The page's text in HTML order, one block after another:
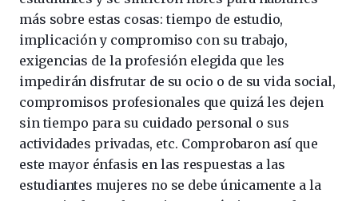
más sobre estas cosas: tiempo de estudio,
implicación y compromiso con su trabajo,
exigencias de la profesión elegida que les
impedirán disfrutar de su ocio o de su vida social,
compromisos profesionales que quizá les dejen
sin tiempo para su cuidado personal o sus
actividades privadas, etc. Comprobaron así que
este mayor énfasis en las respuestas a las
estudiantes mujeres no se debe únicamente a la